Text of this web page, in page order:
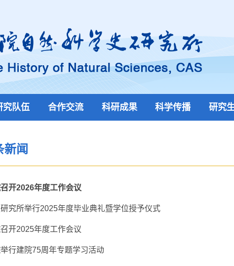
究队伍 合作交流 科研成果 科学传播 研究
新闻
开2026年度工作会议
究所举行2025年度毕业典礼暨学位授予仪式
开2025年度工作会议
行建院75周年专题学习活动